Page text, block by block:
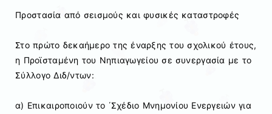
Προστασία από σεισμούς και φυσικές καταστροφές
Στο πρώτο δεκαήμερο της έναρξης του σχολικού έτους,
η Προϊσταμένη του Νηπιαγωγείου σε συνεργασία με το
Σύλλογο Διδ/ντων:
α) Επικαιροποιούν το ΄Σχέδιο Μνημονίου Ενεργειών για